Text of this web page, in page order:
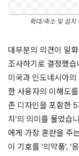
확대/축소 및 설치
대부분의 의견이 일
조사하기로 결정했
미국과 인도네시아
한 사용자의 이해도
존 디자인을 포함한
치'의 의미를 물었습
에게 가장 혼란을 주
이 기호를 '의약품', '